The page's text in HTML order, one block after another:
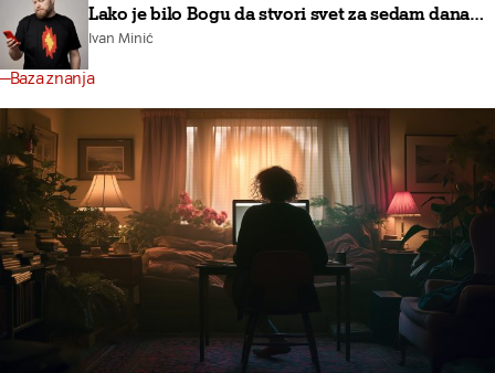
Lako je bilo Bogu da stvori svet za sedam dana…
Ivan Minić
Baza znanja